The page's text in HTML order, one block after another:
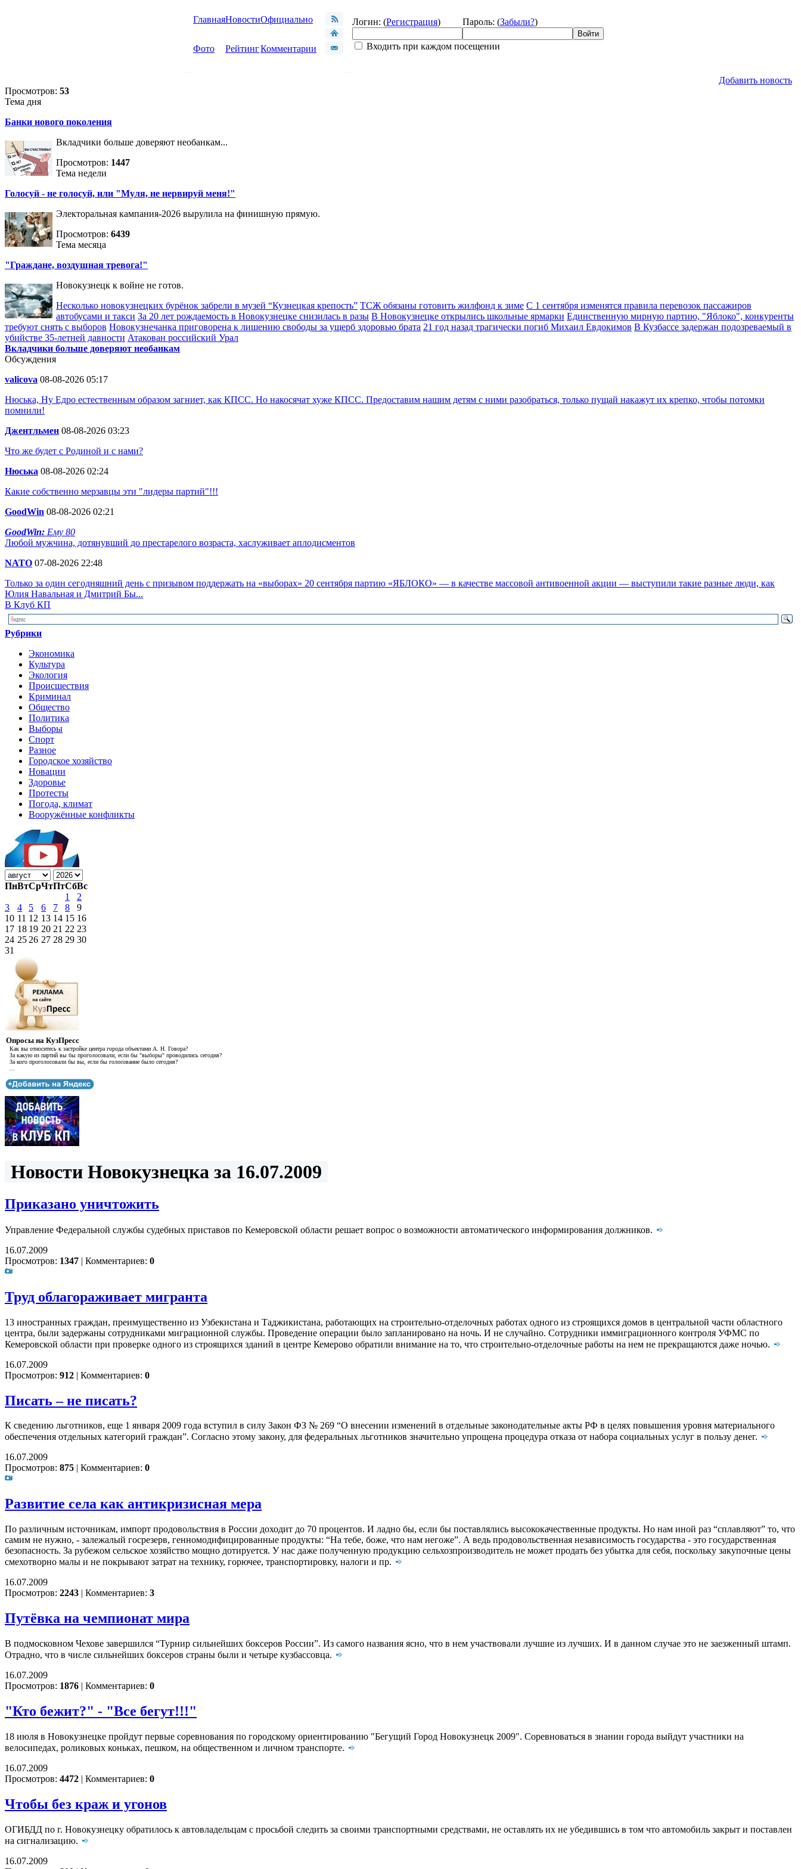
ГлавнаяНовостиОфициально
Фото РейтингКомментарии
Логин: (Регистрация) Пароль: (Забыли?)
Входить при каждом посещении
Добавить новость
Просмотров: 53
Тема дня
Банки нового поколения
Вкладчики больше доверяют необанкам...
Просмотров: 1447
Тема недели
Голосуй - не голосуй, или "Муля, не нервируй меня!"
Электоральная кампания-2026 вырулила на финишную прямую.
Просмотров: 6439
Тема месяца
"Граждане, воздушная тревога!"
Новокузнецк к войне не готов.
Несколько новокузнецких бурёнок забрели в музей “Кузнецкая крепость” ТСЖ обязаны готовить жилфонд к зиме С 1 сентября изменятся правила перевозок пассажиров
автобусами и такси За 20 лет рождаемость в Новокузнецке снизилась в разы В Новокузнецке открылись школьные ярмарки Единственную мирную партию, "Яблоко", конкуренты
требуют снять с выборов Новокузнечанка приговорена к лишению свободы за ущерб здоровью брата 21 год назад трагически погиб Михаил Евдокимов В Кузбассе задержан подозреваемый в
убийстве 35-летней давности Атакован российский Урал
Вкладчики больше доверяют необанкам
Обсуждения
valicova 08-08-2026 05:17
Нюська, Ну Едро естественным образом загниет, как КПСС. Но накосячат хуже КПСС. Предоставим нашим детям с ними разобраться, только пущай накажут их крепко, чтобы потомки
помнили!
Джентльмен 08-08-2026 03:23
Что же будет с Родиной и с нами?
Нюська 08-08-2026 02:24
Какие собственно мерзавцы эти "лидеры партий"!!!
GoodWin 08-08-2026 02:21
GoodWin: Ему 80
Любой мужчина, дотянувший до престарелого возраста, хаслуживает аплодисментов
NATO 07-08-2026 22:48
Только за один сегодняшний день с призывом поддержать на «выборах» 20 сентября партию «ЯБЛОКО» — в качестве массовой антивоенной акции — выступили такие разные люди, как
Юлия Навальная и Дмитрий Бы...
В Клуб КП
Рубрики
Экономика
Культура
Экология
Происшествия
Криминал
Общество
Политика
Выборы
Спорт
Разное
Городское хозяйство
Новации
Здоровье
Протесты
Погода, климат
Вооружённые конфликты
ПнВтСрЧтПтСбВс
1
2
3
4 5 6 7 8
9
10 11 12 13 14 15 16
17 18 19 20 21 22 23
24 25 26 27 28 29 30
31
Опросы на КузПресс
Как вы относитесь к застройке центра города объектами А. Н. Говора?
За какую из партий вы бы проголосовали, если бы "выборы" проводились сегодня?
За кого проголосовали бы вы, если бы голосование было сегодня?
Новости Новокузнецка за 16.07.2009
Приказано уничтожить
Управление Федеральной службы судебных приставов по Кемеровской области решает вопрос о возможности автоматического информирования должников.
16.07.2009
Просмотров: 1347 | Комментариев: 0
Труд облагораживает мигранта
13 иностранных граждан, преимущественно из Узбекистана и Таджикистана, работающих на строительно-отделочных работах одного из строящихся домов в центральной части областного
центра, были задержаны сотрудниками миграционной службы. Проведение операции было запланировано на ночь. И не случайно. Сотрудники иммиграционного контроля УФМС по
Кемеровской области при проверке одного из строящихся зданий в центре Кемерово обратили внимание на то, что строительно-отделочные работы на нем не прекращаются даже ночью.
16.07.2009
Просмотров: 912 | Комментариев: 0
Писать – не писать?
К сведению льготников, еще 1 января 2009 года вступил в силу Закон ФЗ № 269 “О внесении изменений в отдельные законодательные акты РФ в целях повышения уровня материального
обеспечения отдельных категорий граждан”. Согласно этому закону, для федеральных льготников значительно упрощена процедура отказа от набора социальных услуг в пользу денег.
16.07.2009
Просмотров: 875 | Комментариев: 0
Развитие села как антикризисная мера
По различным источникам, импорт продовольствия в России доходит до 70 процентов. И ладно бы, если бы поставлялись высококачественные продукты. Но нам иной раз “сплавляют” то, что
самим не нужно, - залежалый госрезерв, генномодифицированные продукты: “На тебе, боже, что нам негоже”. А ведь продовольственная независимость государства - это государственная
безопасность. За рубежом сельское хозяйство мощно дотируется. У нас даже полученную продукцию сельхозпроизводитель не может продать без убытка для себя, поскольку закупочные цены
смехотворно малы и не покрывают затрат на технику, горючее, транспортировку, налоги и пр.
16.07.2009
Просмотров: 2243 | Комментариев: 3
Путёвка на чемпионат мира
В подмосковном Чехове завершился “Турнир сильнейших боксеров России”. Из самого названия ясно, что в нем участвовали лучшие из лучших. И в данном случае это не заезженный штамп.
Отрадно, что в числе сильнейших боксеров страны были и четыре кузбассовца.
16.07.2009
Просмотров: 1876 | Комментариев: 0
"Кто бежит?" - "Все бегут!!!"
18 июля в Новокузнецке пройдут первые соревнования по городскому ориентированию "Бегущий Город Новокузнецк 2009". Соревноваться в знании города выйдут участники на
велосипедах, роликовых коньках, пешком, на общественном и личном транспорте.
16.07.2009
Просмотров: 4472 | Комментариев: 0
Чтобы без краж и угонов
ОГИБДД по г. Новокузнецку обратилось к автовладельцам с просьбой следить за своими транспортными средствами, не оставлять их не убедившись в том что автомобиль закрыт и поставлен
на сигнализацию.
16.07.2009